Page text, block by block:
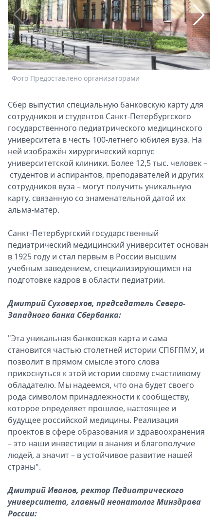
Пресс-
релизы
О
Metro
Стримы
Спецпроекты
Звезды
2026
Скачай
Metro
Фото Предоставлено организаторами
Сбер выпустил специальную банковскую карту для
сотрудников и студентов Санкт-Петербургского
государственного педиатрического медицинского
университета в честь 100-летнего юбилея вуза. На
ней изображён хирургический корпус
университетской клиники. Более 12,5 тыс. человек –
студентов и аспирантов, преподавателей и других
сотрудников вуза – могут получить уникальную
карту, связанную со знаменательной датой их
альма-матер.
Санкт-Петербургский государственный
педиатрический медицинский университет основан
в 1925 году и стал первым в России высшим
учебным заведением, специализирующимся на
подготовке кадров в области педиатрии.
Дмитрий Суховерхов, председатель Северо-
Западного банка Сбербанка:
"Эта уникальная банковская карта и сама
становится частью столетней истории СПбГПМУ, и
позволит в прямом смысле этого слова
прикоснуться к этой истории своему счастливому
обладателю. Мы надеемся, что она будет своего
рода символом принадлежности к сообществу,
которое определяет прошлое, настоящее и
будущее российской медицины. Реализация
проектов в сфере образования и здравоохранения
– это наши инвестиции в знания и благополучие
людей, а значит – в устойчивое развитие нашей
страны".
Дмитрий Иванов, ректор Педиатрического
университета, главный неонатолог Минздрава
России: